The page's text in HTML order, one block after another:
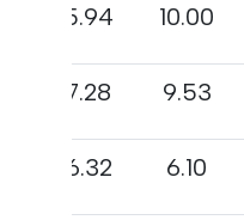
10.00
5.94
9.53
7.28
6.10
6.32